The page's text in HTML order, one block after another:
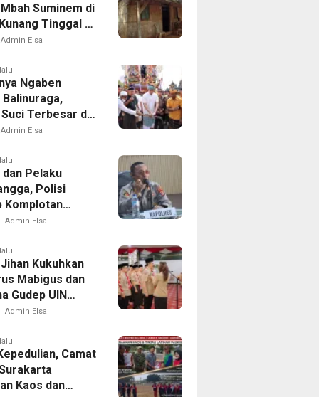
Suminem di
Tinggal di
Tanpa
Admin Elsa
Ngaben
Terbesar di
yang
Ikatan
Admin Elsa
dan Pelaku
Polisi
Komplotan
di Delapan
Admin Elsa
Kukuhkan
Mabigus dan
Gudep UIN
Dorong
Generasi Muda
Admin Elsa
Camat
Kaos dan